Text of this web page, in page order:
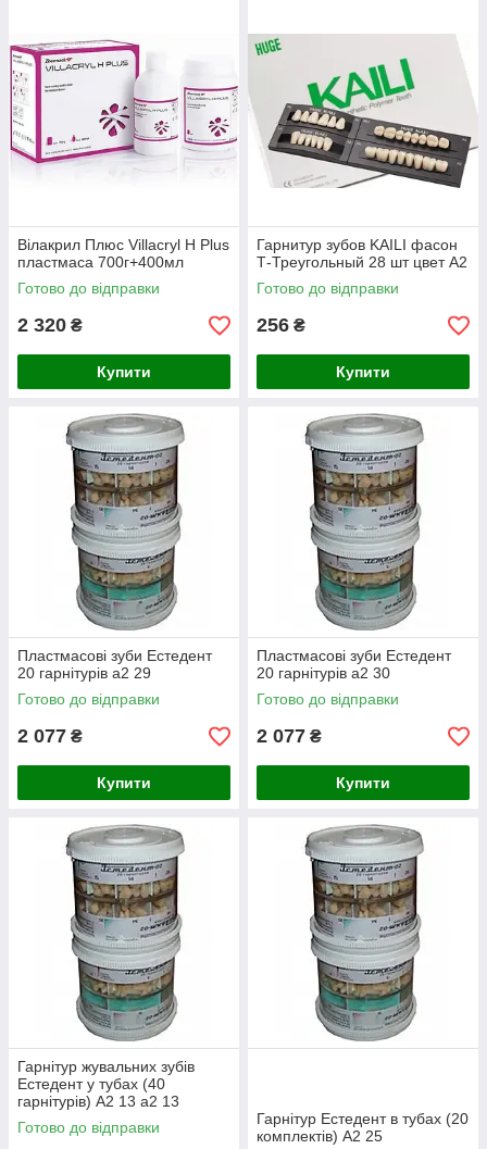
Вілакрил Плюс Villacryl H Plus
пластмаса 700г+400мл
Готово до відправки
2 320 ₴
Купити
Гарнитур зубов KAILI фасон
Т-Треугольный 28 шт цвет А2
Готово до відправки
256 ₴
Купити
Пластмасові зуби Естедент
20 гарнітурів а2 29
Готово до відправки
2 077 ₴
Купити
Пластмасові зуби Естедент
20 гарнітурів а2 30
Готово до відправки
2 077 ₴
Купити
Гарнітур жувальних зубів
Естедент у тубах (40
гарнітурів) А2 13 а2 13
Готово до відправки
Гарнітур Естедент в тубах (20
комплектів) А2 25